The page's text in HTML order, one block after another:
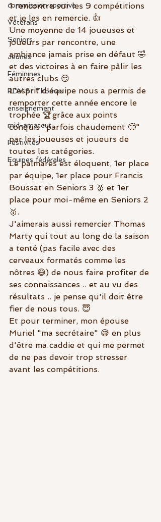
commission sportive
Vétérans
Seniors
Jeunes
Féminines
RDV St Thomas
enseignement
mid-amateur
Festivités
Equipes fédérales
1 rencontre sur les 9 compétitions
et je les en remercie. 👍
Une moyenne de 14 joueuses et
joueurs par rencontre, une
ambiance jamais prise en défaut 🤣
et des victoires à en faire pâlir les
autres clubs 😏​
L'esprit d'équipe nous a permis de
remporter cette année encore le
trophée 🏆grâce aux points
conquis "parfois chaudement 🥵"
par les joueuses et joueurs de
toutes les catégories.
Le palmarès est éloquent, 1er place
par équipe, 1er place pour Francis
Boussat en Seniors 3 🥇 et 1er
place pour moi-même en Seniors 2
🥇.
J'aimerais aussi remercier Thomas
Marty qui tout au long de la saison
a tenté (pas facile avec des
cerveaux formatés comme les
nôtres 😄) de nous faire profiter de
ses connaissances .. et au vu des
résultats .. je pense qu'il doit être
fier de nous tous. 😇
Et pour terminer, mon épouse
Muriel "ma secrétaire" 😅 en plus
d'être ma caddie et qui me permet
de ne pas devoir trop stresser
avant les compétitions.